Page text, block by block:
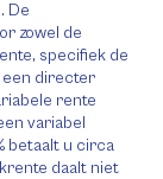
De
zowel de
specifiek de
een directer
rente
variabel
betaalt u circa
daalt niet